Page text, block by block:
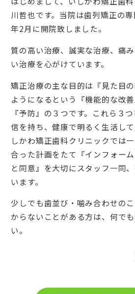
川哲也です。当院は歯列矯正の
年2月に開院致しました。
質の高い治療、誠実な治療、痛
い治療を心がけています。
矯正治療の主な目的は『見た目
ようになるという『機能的な改
『予防』の３つです。これら３
信を持ち、健康で明るく生活し
しかわ矯正歯科クリニックでは
合った計画をたて『インフォー
と同意』を大切にスタッフ一同
います。
少しでも歯並び・噛み合わせの
からないことがある方は、何で
い。